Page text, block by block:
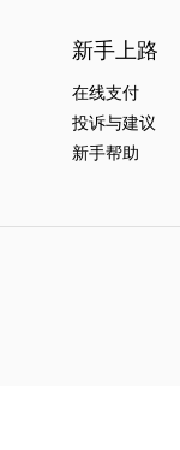
新手上路
在线支付
投诉与建议
新手帮助